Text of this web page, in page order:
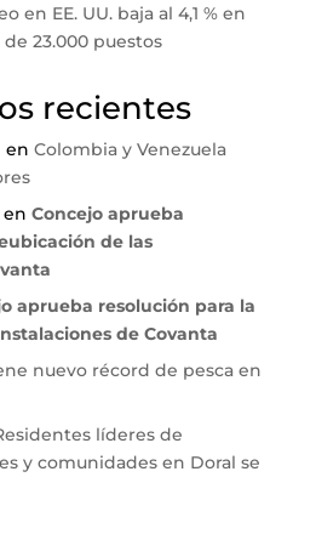
en EE. UU. baja al 4,1 % en
23.000 puestos
recientes
en Colombia y Venezuela
Concejo aprueba
de las
aprueba resolución para la
de Covanta
nuevo récord de pesca en
líderes de
y comunidades en Doral se